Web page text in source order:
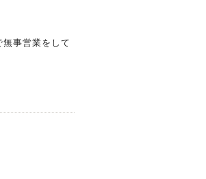
事営業をして